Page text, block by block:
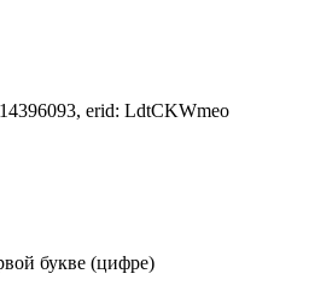
erid: LdtCKWmeo
букве (цифре)